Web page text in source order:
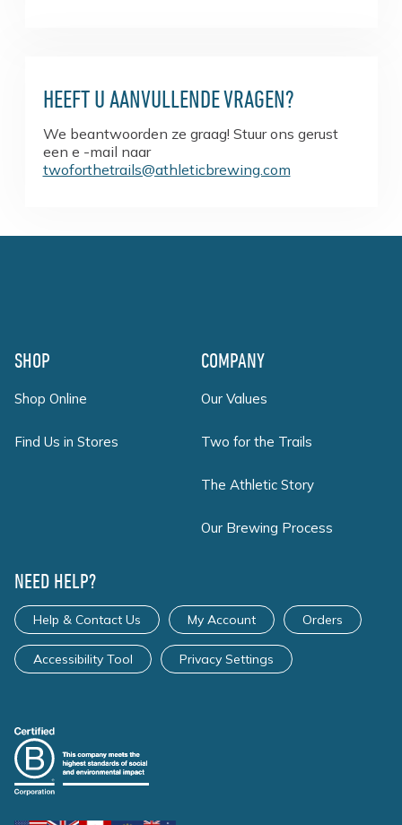
HEEFT U AANVULLENDE VRAGEN?
We beantwoorden ze graag! Stuur ons gerust
een e -mail naar
twoforthetrails@athleticbrewing.com
SHOP
Shop Online
Find Us in Stores
COMPANY
Our Values
Two for the Trails
The Athletic Story
Our Brewing Process
NEED HELP?
Help & Contact Us My Account Orders
Accessibility Tool Privacy Settings